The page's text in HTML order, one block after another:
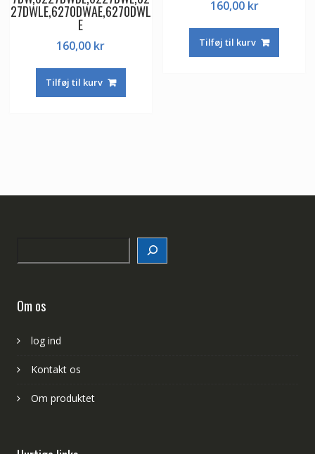
27DWLE,6270DWAE,6270DWL
E
160,00 kr
Tilføj til kurv
160,00 kr
Tilføj til kurv
Om os
log ind
Kontakt os
Om produktet